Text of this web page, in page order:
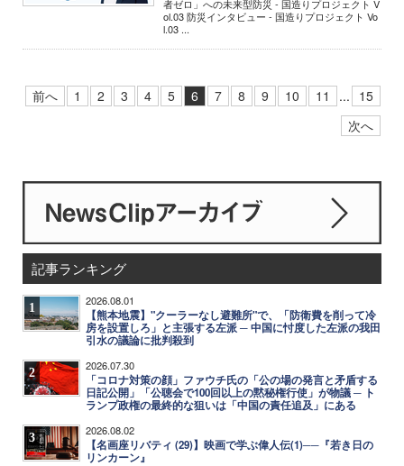
者ゼロ」への未来型防災 - 国造りプロジェクト V
ol.03 防災インタビュー - 国造りプロジェクト Vo
l.03 ...
前へ 1 2 3 4 5 6 7 8 9 10 11 ... 15
次へ
記事ランキング
1 2026.08.01
【熊本地震】"クーラーなし避難所"で、「防衛費を削って冷
房を設置しろ」と主張する左派 ─ 中国に忖度した左派の我田
引水の議論に批判殺到
2 2026.07.30
「コロナ対策の顔」ファウチ氏の「公の場の発言と矛盾する
日記公開」「公聴会で100回以上の黙秘権行使」が物議 ─ ト
ランプ政権の最終的な狙いは「中国の責任追及」にある
3 2026.08.02
【名画座リバティ (29)】映画で学ぶ偉人伝(1)──『若き日の
リンカーン』